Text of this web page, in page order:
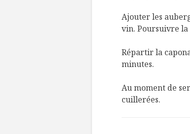
Ajouter les
vin. Poursuivre la
Répartir la
minutes.
Au moment de
cuillerées.